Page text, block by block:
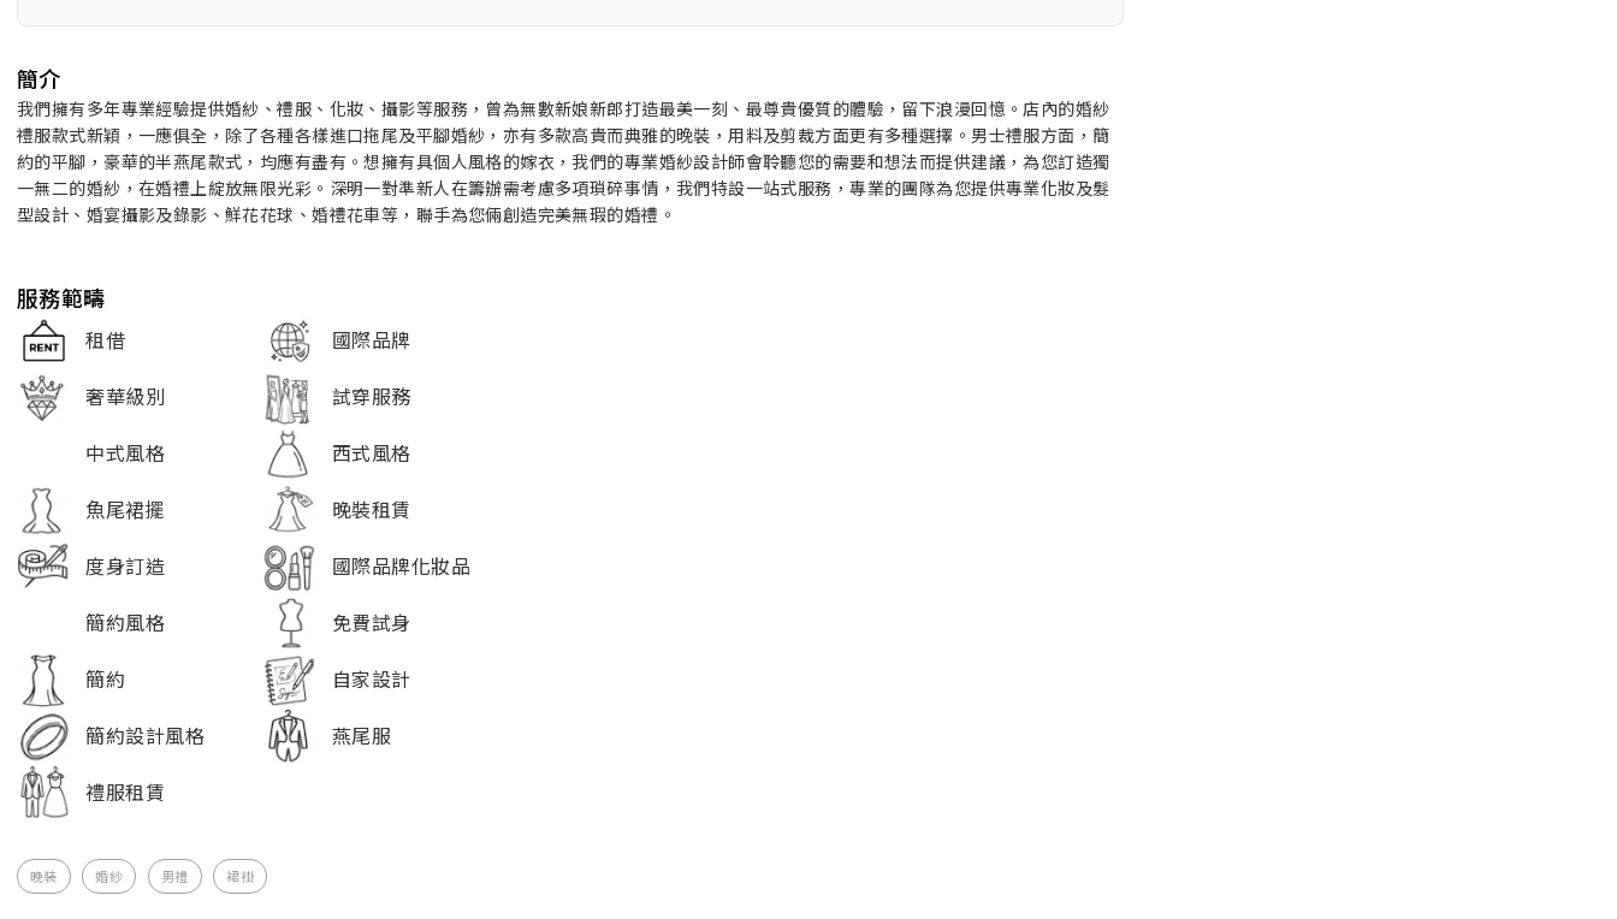
簡介
我們擁有多年專業經驗提供婚紗、禮服、化妝、攝影等服務，曾為無數新娘新郎打造最美一刻、最尊貴優質的體驗，留下浪漫回憶。店內的婚紗
禮服款式新穎，一應俱全，除了各種各樣進口拖尾及平腳婚紗，亦有多款高貴而典雅的晚裝，用料及剪裁方面更有多種選擇。男士禮服方面，簡
約的平腳，豪華的半燕尾款式，均應有盡有。想擁有具個人風格的嫁衣，我們的專業婚紗設計師會聆聽您的需要和想法而提供建議，為您訂造獨
一無二的婚紗，在婚禮上綻放無限光彩。深明一對準新人在籌辦需考慮多項瑣碎事情，我們特設一站式服務，專業的團隊為您提供專業化妝及髮
型設計、婚宴攝影及錄影、鮮花花球、婚禮花車等，聯手為您倆創造完美無瑕的婚禮。
服務範疇
租借
國際品牌
奢華級別
試穿服務
中式風格
西式風格
魚尾裙擺
晚裝租賃
度身訂造
國際品牌化妝品
簡約風格
免費試身
簡約
自家設計
簡約設計風格
燕尾服
禮服租賃
晚裝 婚紗 男禮 裙褂